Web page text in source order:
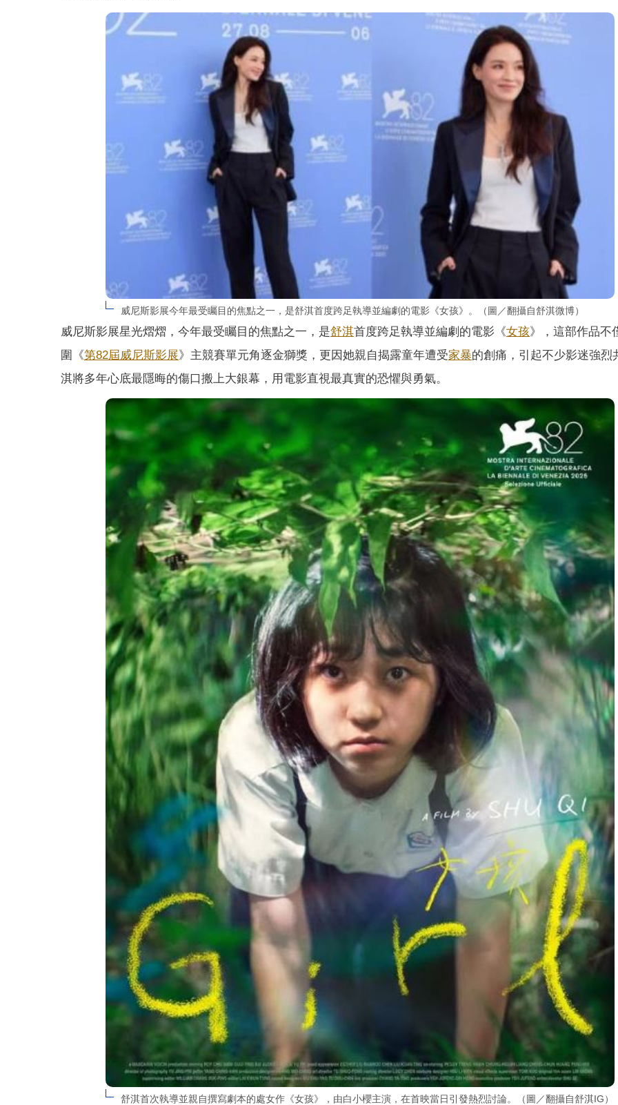
威尼斯影展今年最受矚目的焦點之一，是舒淇首度跨足執導並編劇的電影《女孩》。（圖／翻攝自舒淇微博）
威尼斯影展星光熠熠，今年最受矚目的焦點之一，是舒淇首度跨足執導並編劇的電影《女孩》，這部作品不
圍《第82屆威尼斯影展》主競賽單元角逐金獅獎，更因她親自揭露童年遭受家暴的創痛，引起不少影迷強烈
淇將多年心底最隱晦的傷口搬上大銀幕，用電影直視最真實的恐懼與勇氣。
舒淇首次執導並親自撰寫劇本的處女作《女孩》，由白小櫻主演，在首映當日引發熱烈討論。（圖／翻攝自舒淇IG）